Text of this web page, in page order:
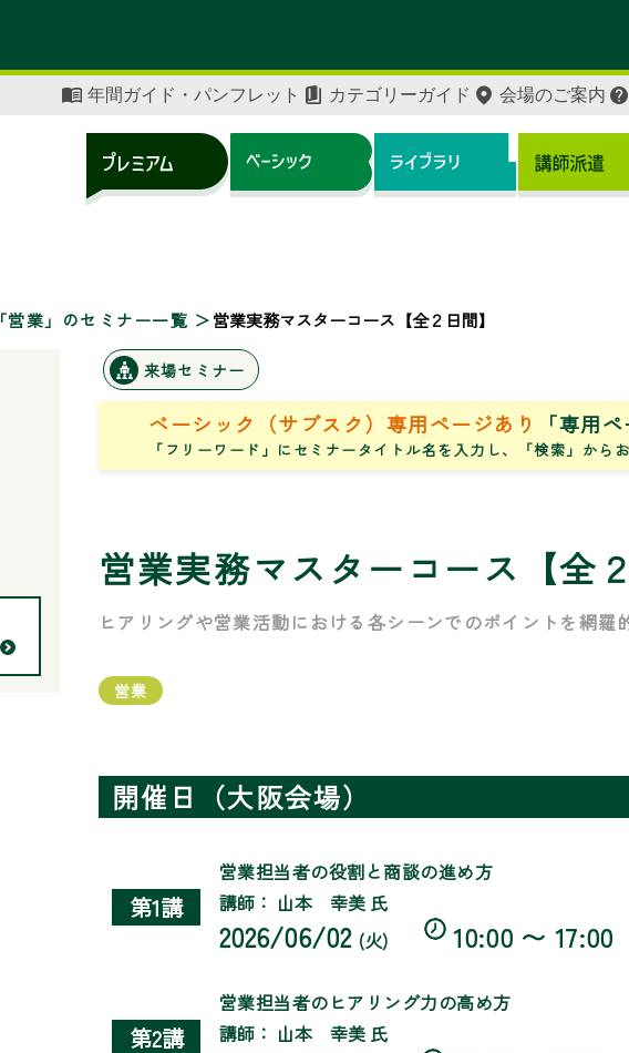
年間ガイド・パンフレット カテゴリーガイド 会場のご案内
「営業」のセミナー一覧 営業実務マスターコース【全２日間】
来場セミナー
ベーシック（サブスク）専用ページあり 「専用
「フリーワード」にセミナータイトル名を入力し、「検索」から
営業実務マスターコース【全２
ヒアリングや営業活動における各シーンでのポイントを網羅
営業
開催日（大阪会場）
第1講
営業担当者の役割と商談の進め方
講師： 山本 幸美 氏
2026/06/02 (火) 10:00 〜 17:00
第2講
営業担当者のヒアリング力の高め方
講師： 山本 幸美 氏